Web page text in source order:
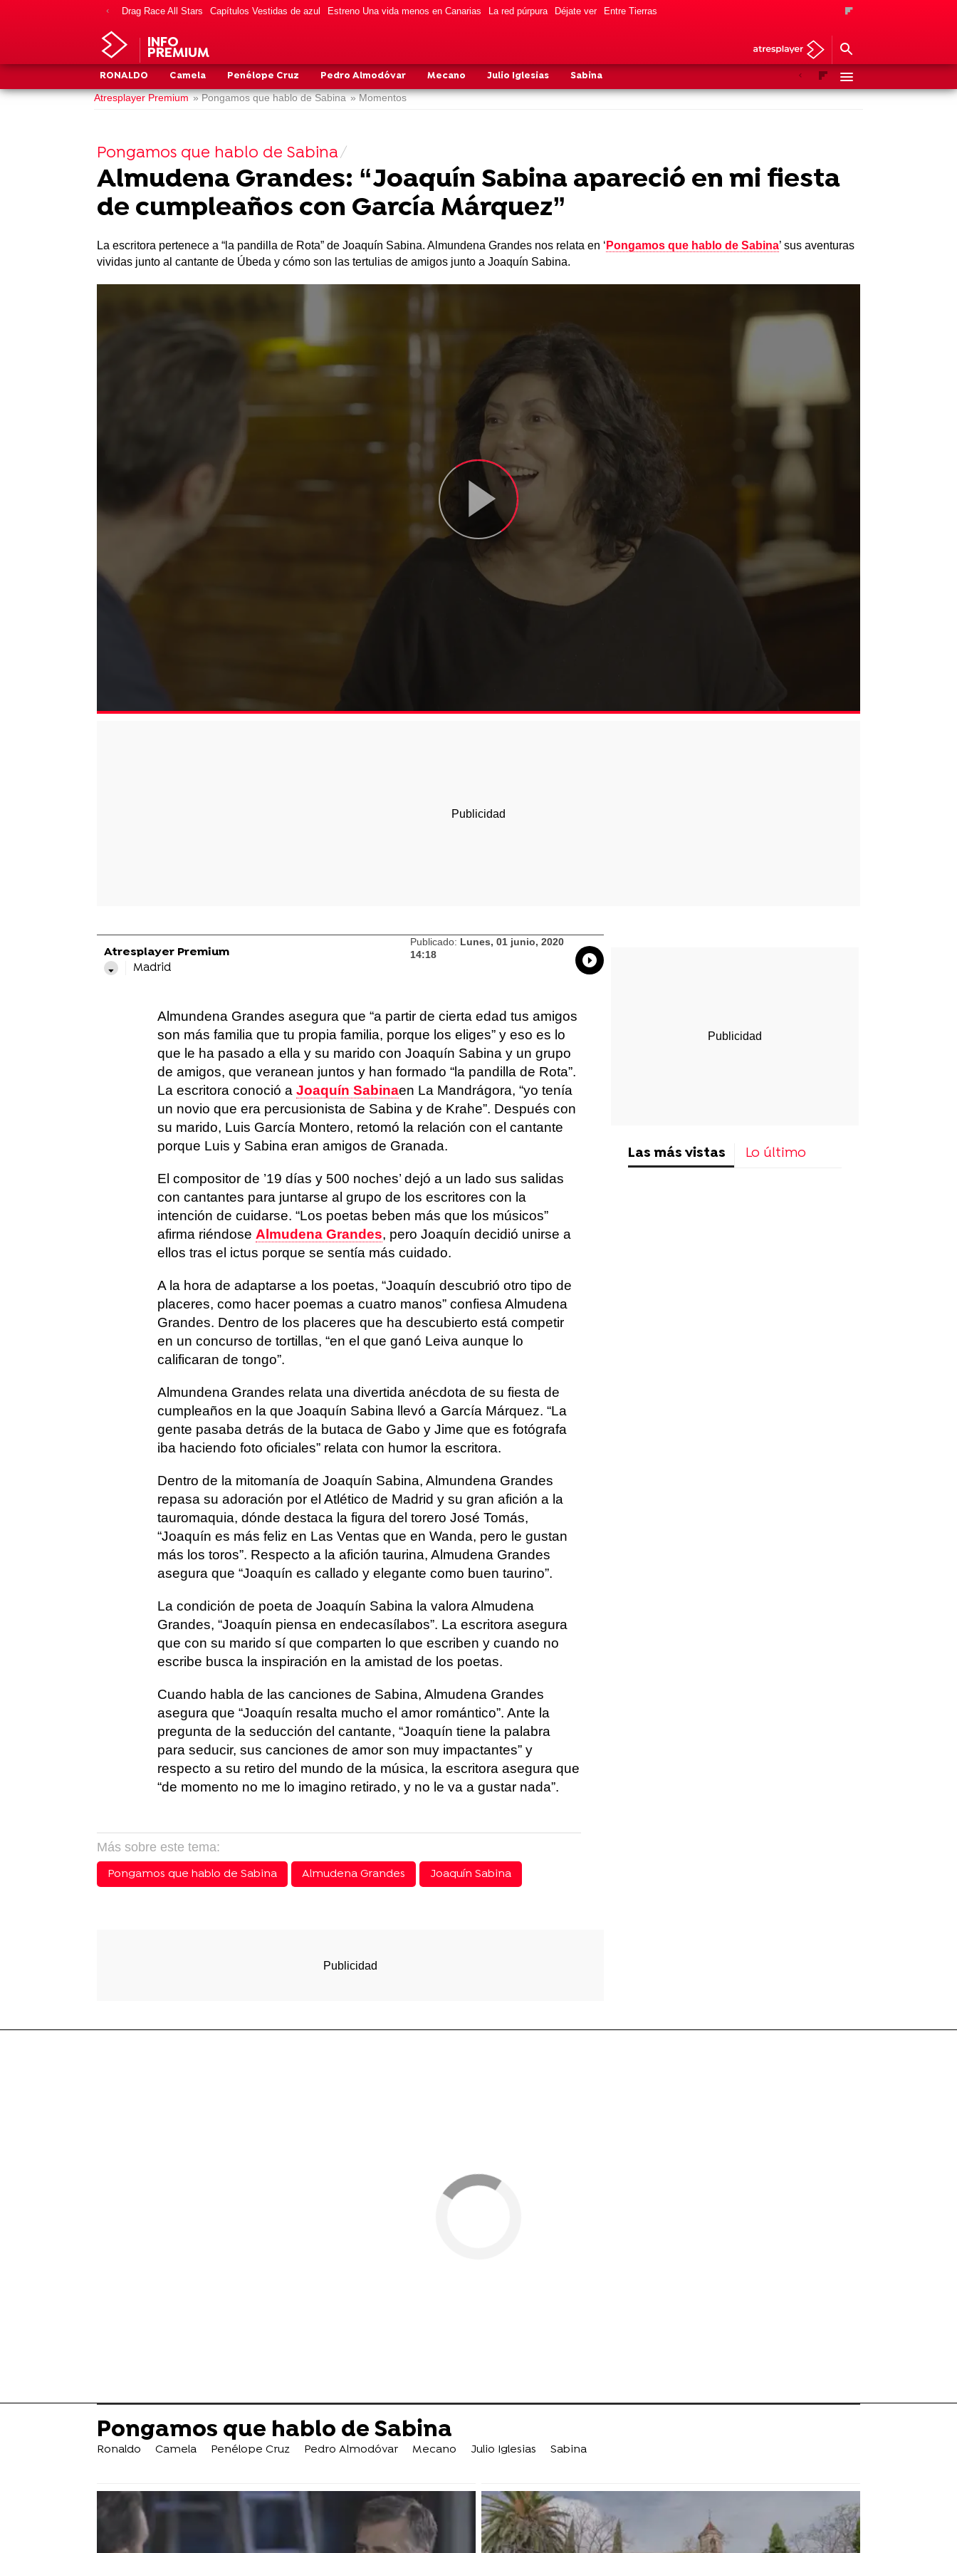
Drag Race All Stars Capítulos Vestidas de azul Estreno Una vida menos en Canarias La red púrpura Déjate ver Entre Tierras
INFO
PREMIUM
RONALDO Camela Penélope Cruz Pedro Almodóvar Mecano Julio Iglesias Sabina AnteriorSiguiente
Atresplayer Premium » Pongamos que hablo de Sabina » Momentos
Pongamos que hablo de Sabina
Almudena Grandes: “Joaquín Sabina apareció en mi fiesta
de cumpleaños con García Márquez”
La escritora pertenece a “la pandilla de Rota” de Joaquín Sabina. Almundena Grandes nos relata en ‘ Pongamos que hablo de Sabina’ sus aventuras
vividas junto al cantante de Úbeda y cómo son las tertulias de amigos junto a Joaquín Sabina.
Atresplayer Premium
Madrid
Publicado: Lunes, 01 junio, 2020
14:18
Whatsapp
Compartir
Almundena Grandes asegura que “a partir de cierta edad tus amigos
son más familia que tu propia familia, porque los eliges” y eso es lo
que le ha pasado a ella y su marido con Joaquín Sabina y un grupo
de amigos, que veranean juntos y han formado “la pandilla de Rota”.
La escritora conoció a Joaquín Sabinaen La Mandrágora, “yo tenía
un novio que era percusionista de Sabina y de Krahe”. Después con
su marido, Luis García Montero, retomó la relación con el cantante
porque Luis y Sabina eran amigos de Granada.
El compositor de ’19 días y 500 noches’ dejó a un lado sus salidas
con cantantes para juntarse al grupo de los escritores con la
intención de cuidarse. “Los poetas beben más que los músicos”
afirma riéndose Almudena Grandes, pero Joaquín decidió unirse a
ellos tras el ictus porque se sentía más cuidado.
A la hora de adaptarse a los poetas, “Joaquín descubrió otro tipo de
placeres, como hacer poemas a cuatro manos” confiesa Almudena
Grandes. Dentro de los placeres que ha descubierto está competir
en un concurso de tortillas, “en el que ganó Leiva aunque lo
calificaran de tongo”.
Almundena Grandes relata una divertida anécdota de su fiesta de
cumpleaños en la que Joaquín Sabina llevó a García Márquez. “La
gente pasaba detrás de la butaca de Gabo y Jime que es fotógrafa
iba haciendo foto oficiales” relata con humor la escritora.
Dentro de la mitomanía de Joaquín Sabina, Almundena Grandes
repasa su adoración por el Atlético de Madrid y su gran afición a la
tauromaquia, dónde destaca la figura del torero José Tomás,
“Joaquín es más feliz en Las Ventas que en Wanda, pero le gustan
más los toros”. Respecto a la afición taurina, Almudena Grandes
asegura que “Joaquín es callado y elegante como buen taurino”.
La condición de poeta de Joaquín Sabina la valora Almudena
Grandes, “Joaquín piensa en endecasílabos”. La escritora asegura
que con su marido sí que comparten lo que escriben y cuando no
escribe busca la inspiración en la amistad de los poetas.
Cuando habla de las canciones de Sabina, Almudena Grandes
asegura que “Joaquín resalta mucho el amor romántico”. Ante la
pregunta de la seducción del cantante, “Joaquín tiene la palabra
para seducir, sus canciones de amor son muy impactantes” y
respecto a su retiro del mundo de la música, la escritora asegura que
“de momento no me lo imagino retirado, y no le va a gustar nada”.
Más sobre este tema:
Pongamos que hablo de Sabina
Almudena Grandes Joaquín Sabina
Las más vistas Lo último
Pongamos que hablo de Sabina
Ronaldo Camela Penélope Cruz Pedro Almodóvar Mecano Julio Iglesias Sabina